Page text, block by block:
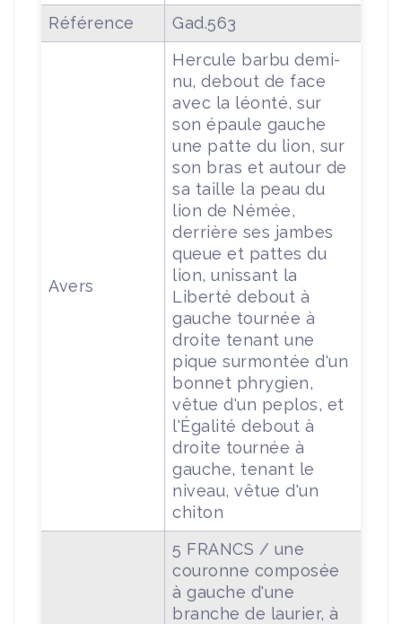
Référence
Gad.563
Avers
Hercule barbu demi-
nu, debout de face
avec la léonté, sur
son épaule gauche
une patte du lion, sur
son bras et autour de
sa taille la peau du
lion de Némée,
derrière ses jambes
queue et pattes du
lion, unissant la
Liberté debout à
gauche tournée à
droite tenant une
pique surmontée d'un
bonnet phrygien,
vêtue d'un peplos, et
l'Égalité debout à
droite tournée à
gauche, tenant le
niveau, vêtue d'un
chiton
5 FRANCS / une
couronne composée
à gauche d'une
branche de laurier, à